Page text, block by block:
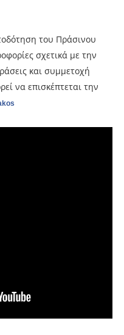
του Πράσινου
σχετικά με την
και συμμετοχή
να επισκέπτεται την